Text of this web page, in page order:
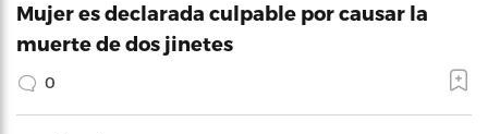
Mujer es declarada culpable por causar la
muerte de dos jinetes
0